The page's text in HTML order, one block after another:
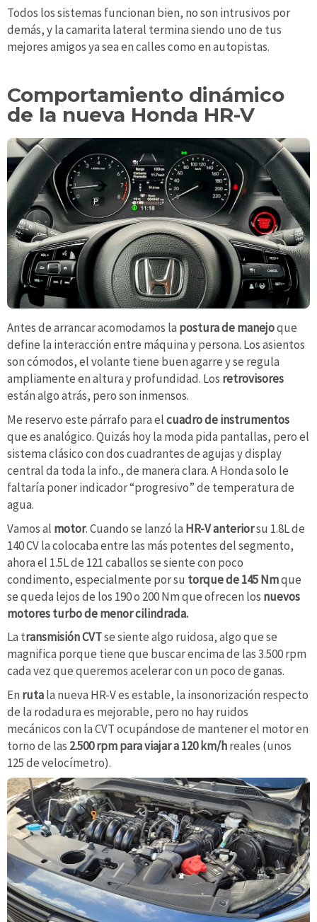
Todos los sistemas funcionan bien, no son intrusivos por
demás, y la camarita lateral termina siendo uno de tus
mejores amigos ya sea en calles como en autopistas.
Comportamiento dinámico
de la nueva Honda HR-V
Antes de arrancar acomodamos la postura de manejoque
define la interacción entre máquina y persona. Los asientos
son cómodos, el volante tiene buen agarre y se regula
ampliamente en altura y profundidad. Los retrovisores
están algo atrás, pero son inmensos.
Me reservo este párrafo para elcuadro de instrumentos
que es analógico. Quizás hoy la moda pida pantallas, pero el
sistema clásico con dos cuadrantes de agujas y display
central da toda la info., de manera clara. A Honda solo le
faltaría poner indicador “progresivo” de temperatura de
agua.
Vamos al motor. Cuando se lanzó la HR-V anteriorsu 1.8L de
140 CV la colocaba entre las más potentes del segmento,
ahora el 1.5L de 121 caballos se siente con poco
condimento, especialmente por su torque de 145 Nmque
se queda lejos de los 190 o 200 Nm que ofrecen los nuevos
motores turbo de menor cilindrada.
La transmisión CVTse siente algo ruidosa, algo que se
magnifica porque tiene que buscar encima de las 3.500 rpm
cada vez que queremos acelerar con un poco de ganas.
En rutala nueva HR-V es estable, la insonorización respecto
de la rodadura es mejorable, pero no hay ruidos
mecánicos con la CVT ocupándose de mantener el motor en
torno de las 2.500 rpm para viajar a 120 km/hreales (unos
125 de velocímetro).